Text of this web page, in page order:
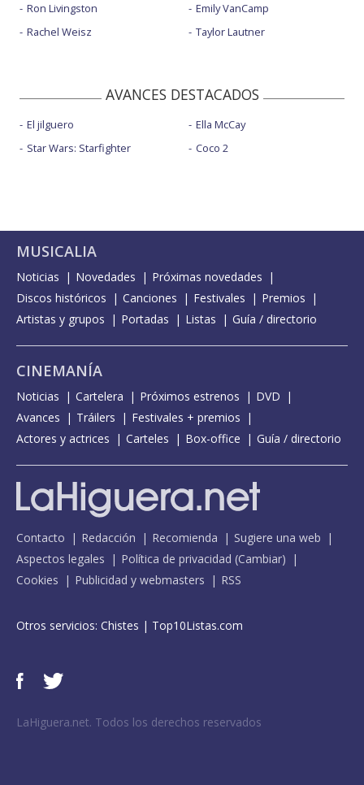
Ron Livingston
Rachel Weisz
Emily VanCamp
Taylor Lautner
AVANCES DESTACADOS
El jilguero
Star Wars: Starfighter
Ella McCay
Coco 2
MUSICALIA
Noticias Novedades
Próximas novedades
Discos históricos
Canciones Festivales
Premios
Artistas y grupos
Portadas Listas Guía / directorio
CINEMANÍA
Noticias Cartelera Próximos estrenos
DVD
Avances
Tráilers
Festivales + premios
Actores y actrices
Carteles Box-office Guía / directorio
Contacto Redacción Recomienda
Sugiere una web
Aspectos legales
Política de privacidad (Cambiar)
Cookies
Publicidad y webmasters RSS
Otros servicios: Chistes | Top10Listas.com
LaHiguera.net. Todos los derechos reservados